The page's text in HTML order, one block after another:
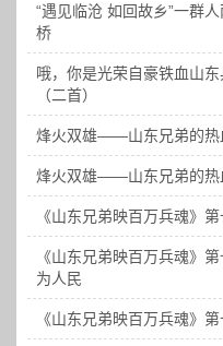
“遇见临沧 如回故乡”一群
桥
哦，你是光荣自豪铁血山
（二首）
烽火双雄——山东兄弟的热
烽火双雄——山东兄弟的热
《山东兄弟映百万兵魂》
《山东兄弟映百万兵魂》
为人民
《山东兄弟映百万兵魂》